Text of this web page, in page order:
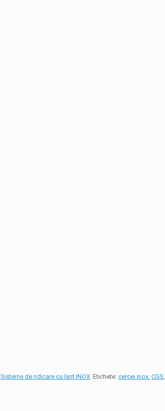
Sisteme de ridicare cu lant INOX. Etichete: cercei inox, CGS,